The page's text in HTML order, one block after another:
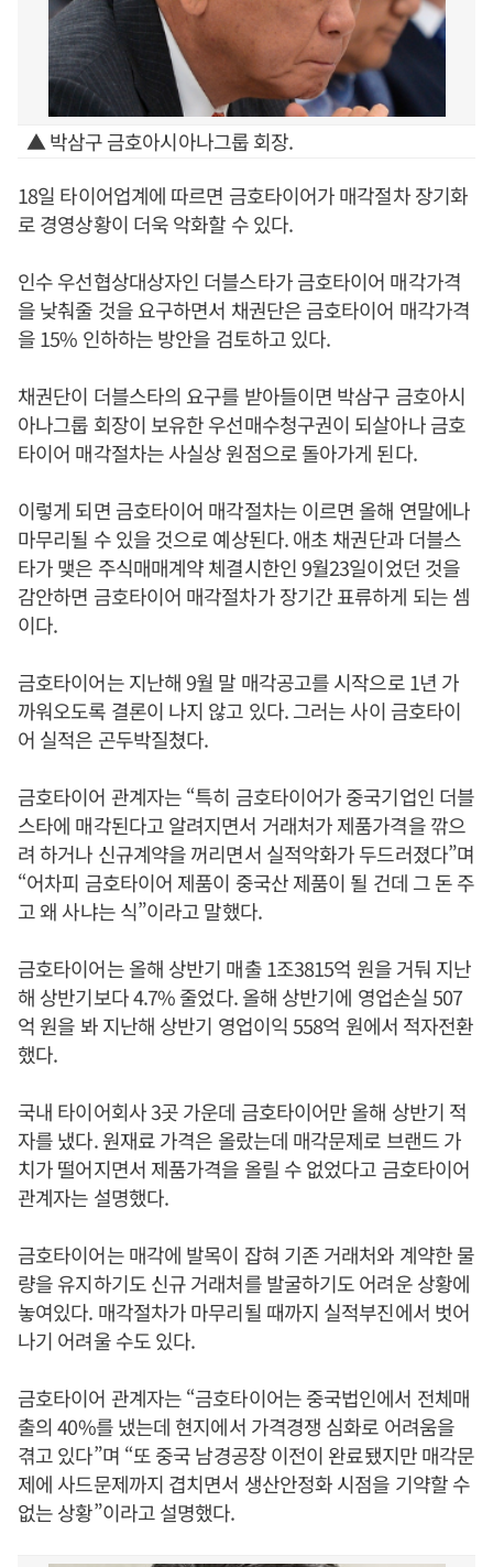
▲ 박삼구 금호아시아나그룹 회장.
18일 타이어업계에 따르면 금호타이어가 매각절차 장기화
로 경영상황이 더욱 악화할 수 있다.
인수 우선협상대상자인 더블스타가 금호타이어 매각가격
을 낮춰줄 것을 요구하면서 채권단은 금호타이어 매각가격
을 15% 인하하는 방안을 검토하고 있다.
채권단이 더블스타의 요구를 받아들이면 박삼구 금호아시
아나그룹 회장이 보유한 우선매수청구권이 되살아나 금호
타이어 매각절차는 사실상 원점으로 돌아가게 된다.
이렇게 되면 금호타이어 매각절차는 이르면 올해 연말에나
마무리될 수 있을 것으로 예상된다. 애초 채권단과 더블스
타가 맺은 주식매매계약 체결시한인 9월23일이었던 것을
감안하면 금호타이어 매각절차가 장기간 표류하게 되는 셈
이다.
금호타이어는 지난해 9월 말 매각공고를 시작으로 1년 가
까워오도록 결론이 나지 않고 있다. 그러는 사이 금호타이
어 실적은 곤두박질쳤다.
금호타이어 관계자는 “특히 금호타이어가 중국기업인 더블
스타에 매각된다고 알려지면서 거래처가 제품가격을 깎으
려 하거나 신규계약을 꺼리면서 실적악화가 두드러졌다”며
“어차피 금호타이어 제품이 중국산 제품이 될 건데 그 돈 주
고 왜 사냐는 식”이라고 말했다.
금호타이어는 올해 상반기 매출 1조3815억 원을 거둬 지난
해 상반기보다 4.7% 줄었다. 올해 상반기에 영업손실 507
억 원을 봐 지난해 상반기 영업이익 558억 원에서 적자전환
했다.
국내 타이어회사 3곳 가운데 금호타이어만 올해 상반기 적
자를 냈다. 원재료 가격은 올랐는데 매각문제로 브랜드 가
치가 떨어지면서 제품가격을 올릴 수 없었다고 금호타이어
관계자는 설명했다.
금호타이어는 매각에 발목이 잡혀 기존 거래처와 계약한 물
량을 유지하기도 신규 거래처를 발굴하기도 어려운 상황에
놓여있다. 매각절차가 마무리될 때까지 실적부진에서 벗어
나기 어려울 수도 있다.
금호타이어 관계자는 “금호타이어는 중국법인에서 전체매
출의 40%를 냈는데 현지에서 가격경쟁 심화로 어려움을
겪고 있다”며 “또 중국 남경공장 이전이 완료됐지만 매각문
제에 사드문제까지 겹치면서 생산안정화 시점을 기약할 수
없는 상황”이라고 설명했다.